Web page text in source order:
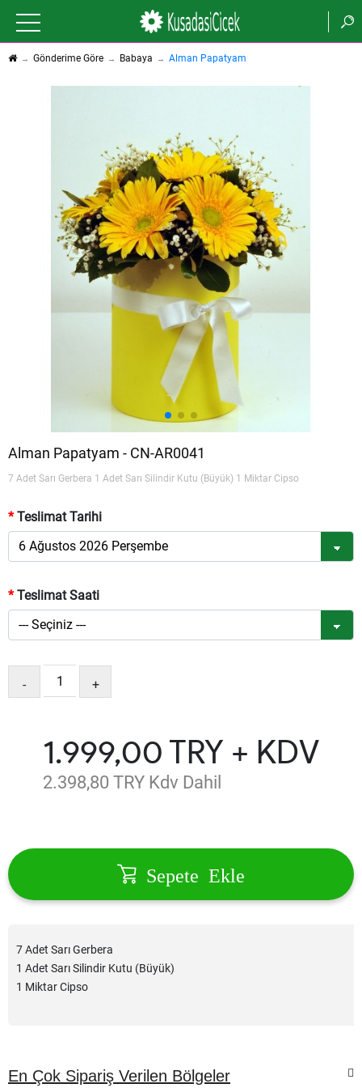
Gönderime Göre Babaya Alman Papatyam
Alman Papatyam - CN-AR0041
7 Adet Sarı Gerbera 1 Adet Sarı Silindir Kutu (Büyük) 1 Miktar Cipso
Teslimat Tarihi
Teslimat Saati
- +
1.999,00 TRY + KDV
2.398,80 TRY Kdv Dahil
Sepete Ekle
7 Adet Sarı Gerbera
1 Adet Sarı Silindir Kutu (Büyük)
1 Miktar Cipso
En Çok Sipariş Verilen Bölgeler